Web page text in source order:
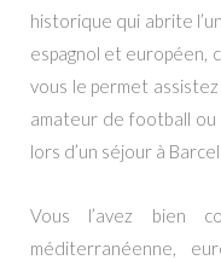
historique qui abrite
espagnol et européen,
vous le permet
amateur de football ou
lors d’un séjour à
Vous l’avez bien
méditerranéenne,